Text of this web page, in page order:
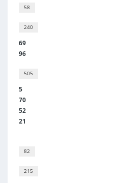
58
240
69
96
505
5
70
52
21
82
215